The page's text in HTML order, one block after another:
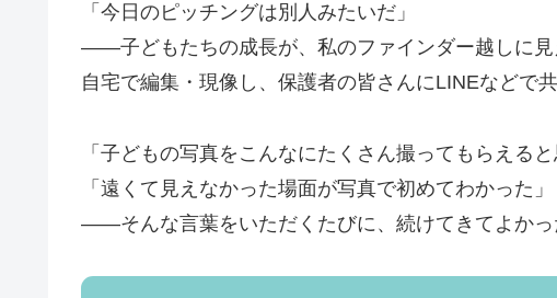
「今日のピッチングは別人みたいだ」
——子どもたちの成長が、私のファインダー越しに見
自宅で編集・現像し、保護者の皆さんにLINEなどで共
「子どもの写真をこんなにたくさん撮ってもらえると
「遠くて見えなかった場面が写真で初めてわかった」
——そんな言葉をいただくたびに、続けてきてよかっ